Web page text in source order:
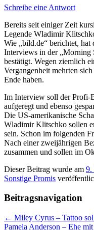
Schreibe eine Antwort
Bereits seit einiger Zeit
Legende Wladimir
Wie „bild.de“ berichtet, hat
Interviews in der „Morning
bestätigt. Wegen ziemlich
Vergangenheit mehrten
Ende haben.
Im Interview soll der Profi-
aufgeregt und ebenso
Die US-amerikanische
Wladimir Klitschko sollen
sein. Schon im folgenden
Nach einer zweijährigen
zusammen und sollen im
Dieser Beitrag wurde am 9.
Sonstige Promis
Beitragsnavigation
← Miley Cyrus – Tattoo
Pamela Anderson – Ehe